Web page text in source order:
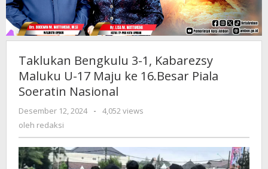
Taklukan Bengkulu 3-1, Kabarezsy
Maluku U-17 Maju ke 16.Besar Piala
Soeratin Nasional
Desember 12, 2024
oleh
-
4,052 views
oleh redaksi